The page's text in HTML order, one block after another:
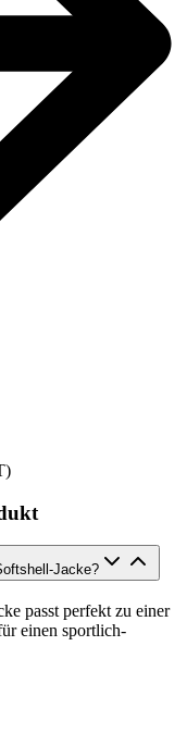
Jacke?
passt perfekt zu einer
einen sportlich-